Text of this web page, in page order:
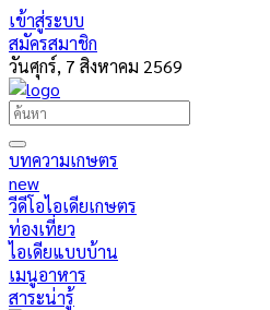
เข้าสู่ระบบ
สมัครสมาชิก
วันศุกร์, 7 สิงหาคม 2569
บทความเกษตร
new
วีดีโอไอเดียเกษตร
ท่องเที่ยว
ไอเดียแบบบ้าน
เมนูอาหาร
สาระน่ารู้